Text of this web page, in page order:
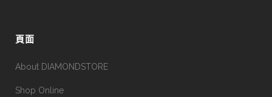
頁面
About DIAMONDSTORE
Shop Online